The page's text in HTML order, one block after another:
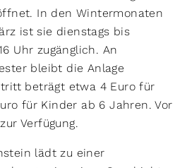
In den Wintermonaten
ist sie dienstags bis
Uhr zugänglich. An
bleibt die Anlage
beträgt etwa 4 Euro für
für Kinder ab 6 Jahren. Vor
Verfügung.
lädt zu einer